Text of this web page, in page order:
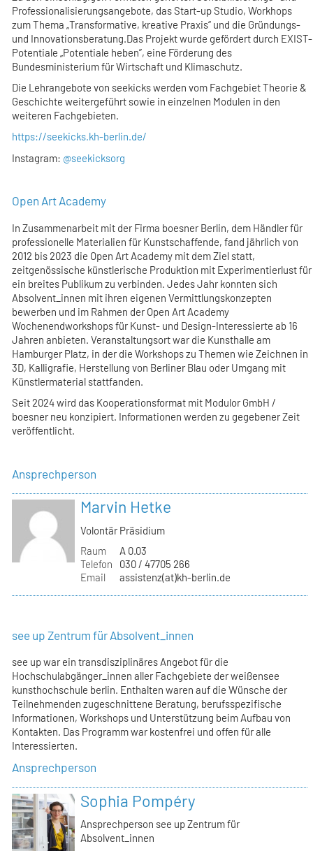
Professionalisierungsangebote, das Start-up Studio, Workhops
zum Thema „Transformative, kreative Praxis“ und die Gründungs-
und Innovationsberatung.Das Projekt wurde gefördert durch EXIST-
Potentiale „Potentiale heben”, eine Förderung des
Bundesministerium für Wirtschaft und Klimaschutz.
Die Lehrangebote von seekicks werden vom Fachgebiet Theorie &
Geschichte weitergeführt sowie in einzelnen Modulen in den
weiteren Fachgebieten.
https://seekicks.kh-berlin.de/
Instagram: @seekicksorg
Open Art Academy
In Zusammenarbeit mit der Firma boesner Berlin, dem Händler für
professionelle Materialien für Kunstschaffende, fand jährlich von
2012 bis 2023 die Open Art Academy mit dem Ziel statt,
zeitgenössische künstlerische Produktion mit Experimentierlust für
ein breites Publikum zu verbinden. Jedes Jahr konnten sich
Absolvent_innen mit ihren eigenen Vermittlungskonzepten
bewerben und im Rahmen der Open Art Academy
Wochenendworkshops für Kunst- und Design-Interessierte ab 16
Jahren anbieten. Veranstaltungsort war die Kunsthalle am
Hamburger Platz, in der die Workshops zu Themen wie Zeichnen in
3D, Kalligrafie, Herstellung von Berliner Blau oder Umgang mit
Künstlermaterial stattfanden.
Seit 2024 wird das Kooperationsformat mit Modulor GmbH /
boesner neu konzipiert. Informationen werden zu gegebener Zeit
veröffentlicht.
Ansprechperson
Marvin Hetke
Volontär Präsidium
Raum
A 0.03
Telefon
030 / 47705 266
Email
assistenz(at)kh-berlin.de
see up Zentrum für Absolvent_innen
see up war ein transdisziplinäres Angebot für die
Hochschulabgänger_innen aller Fachgebiete der weißensee
kunsthochschule berlin. Enthalten waren auf die Wünsche der
Teilnehmenden zugeschnittene Beratung, berufsspezifische
Informationen, Workshops und Unterstützung beim Aufbau von
Kontakten. Das Programm war kostenfrei und offen für alle
Interessierten.
Ansprechperson
Sophia Pompéry
Ansprechperson see up Zentrum für
Absolvent_innen